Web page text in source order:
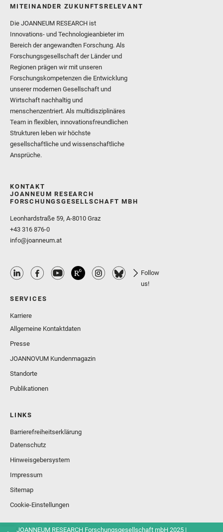
MITEINANDER ZUKUNFTSRELEVANT
Die JOANNEUM RESEARCH ist
Innovations- und Technologieanbieter im
Bereich der angewandten Forschung. Als
Forschungsgesellschaft der Länder und
Regionen prägen wir mit unseren
Forschungskompetenzen die Entwicklung
unserer modernen Gesellschaft und
Wirtschaft nachhaltig und
menschenzentriert. Als multidisziplinäres
Team in flexiblen, innovationsfreundlichen
Strukturen leben wir höchste
gesellschaftliche und wissenschaftliche
Ansprüche.
KONTAKT
JOANNEUM RESEARCH
FORSCHUNGSGESELLSCHAFT MBH
Leonhardstraße 59, A-8010 Graz
+43 316 876-0
info@joanneum.at
Follow
us!
SERVICES
Karriere
Allgemeine Kontaktdaten
Presse
JOANNOVUM Kundenmagazin
Standorte
Publikationen
LINKS
Barrierefreiheitserklärung
Datenschutz
Hinweisgebersystem
Impressum
Sitemap
Cookie-Einstellungen
© JOANNEUM RESEARCH Forschungsgesellschaft mbH 2025 |